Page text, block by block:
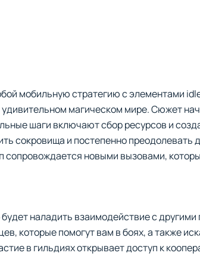
мобильную стратегию с элементами
магическом мире. Сюжет
шаги включают сбор ресурсов и
сокровища и постепенно преодолевать
новыми вызовами,
наладить взаимодействие с
которые помогут вам в боях, а также
в гильдиях открывает доступ к